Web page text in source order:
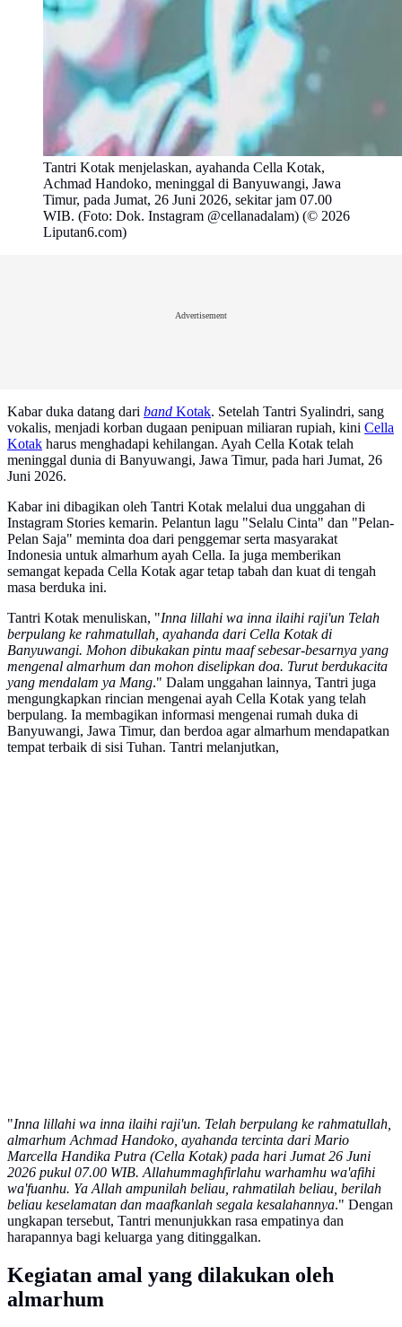
Tantri Kotak menjelaskan, ayahanda Cella Kotak,
Achmad Handoko, meninggal di Banyuwangi, Jawa
Timur, pada Jumat, 26 Juni 2026, sekitar jam 07.00
WIB. (Foto: Dok. Instagram @cellanadalam) (© 2026
Liputan6.com)
Advertisement
Kabar duka datang dari band Kotak. Setelah Tantri Syalindri, sang
vokalis, menjadi korban dugaan penipuan miliaran rupiah, kini Cella
Kotak harus menghadapi kehilangan. Ayah Cella Kotak telah
meninggal dunia di Banyuwangi, Jawa Timur, pada hari Jumat, 26
Juni 2026.
Kabar ini dibagikan oleh Tantri Kotak melalui dua unggahan di
Instagram Stories kemarin. Pelantun lagu "Selalu Cinta" dan "Pelan-
Pelan Saja" meminta doa dari penggemar serta masyarakat
Indonesia untuk almarhum ayah Cella. Ia juga memberikan
semangat kepada Cella Kotak agar tetap tabah dan kuat di tengah
masa berduka ini.
Tantri Kotak menuliskan, "Inna lillahi wa inna ilaihi raji'un Telah
berpulang ke rahmatullah, ayahanda dari Cella Kotak di
Banyuwangi. Mohon dibukakan pintu maaf sebesar-besarnya yang
mengenal almarhum dan mohon diselipkan doa. Turut berdukacita
yang mendalam ya Mang." Dalam unggahan lainnya, Tantri juga
mengungkapkan rincian mengenai ayah Cella Kotak yang telah
berpulang. Ia membagikan informasi mengenai rumah duka di
Banyuwangi, Jawa Timur, dan berdoa agar almarhum mendapatkan
tempat terbaik di sisi Tuhan. Tantri melanjutkan,
"Inna lillahi wa inna ilaihi raji'un. Telah berpulang ke rahmatullah,
almarhum Achmad Handoko, ayahanda tercinta dari Mario
Marcella Handika Putra (Cella Kotak) pada hari Jumat 26 Juni
2026 pukul 07.00 WIB. Allahummaghfirlahu warhamhu wa'afihi
wa'fuanhu. Ya Allah ampunilah beliau, rahmatilah beliau, berilah
beliau keselamatan dan maafkanlah segala kesalahannya." Dengan
ungkapan tersebut, Tantri menunjukkan rasa empatinya dan
harapannya bagi keluarga yang ditinggalkan.
Kegiatan amal yang dilakukan oleh
almarhum